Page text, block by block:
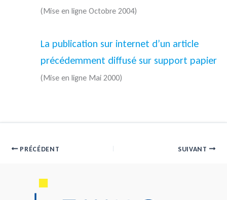
(Mise en ligne Octobre 2004)
La publication sur internet d’un article
précédemment diffusé sur support papier
(Mise en ligne Mai 2000)
PRÉCÉDENT SUIVANT